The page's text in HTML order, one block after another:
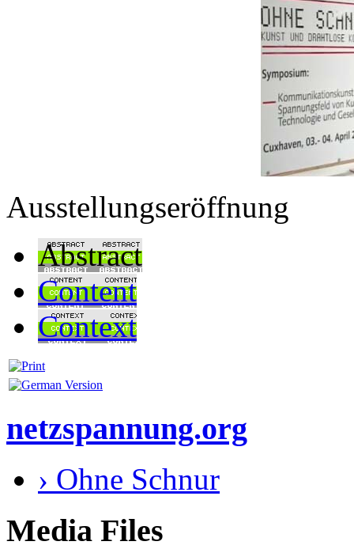
Ausstellungseröffnung
Abstract
Content
Context
netzspannung.org
› Ohne Schnur
Media Files